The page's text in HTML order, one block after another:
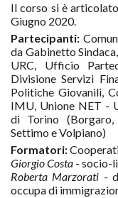
Il corso si è
Giugno 2020.
Partecipanti:
da Gabinetto
URC, Ufficio
Divisione Servizi
Politiche Giovanili,
IMU, Unione NET -
di Torino (Borgaro,
Settimo e Volpiano)
Formatori:
Giorgio Costa - socio-
Roberta Marzorati -
occupa di